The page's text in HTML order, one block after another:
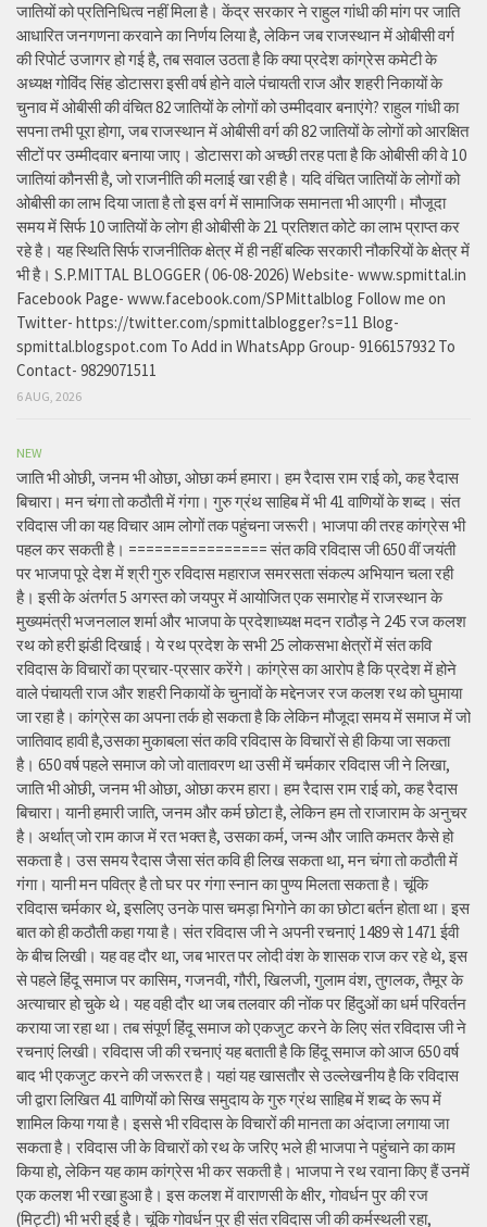
जातियों को प्रतिनिधित्व नहीं मिला है। केंद्र सरकार ने राहुल गांधी की मांग पर जाति
आधारित जनगणना करवाने का निर्णय लिया है, लेकिन जब राजस्थान में ओबीसी वर्ग
की रिपोर्ट उजागर हो गई है, तब सवाल उठता है कि क्या प्रदेश कांग्रेस कमेटी के
अध्यक्ष गोविंद सिंह डोटासरा इसी वर्ष होने वाले पंचायती राज और शहरी निकायों के
चुनाव में ओबीसी की वंचित 82 जातियों के लोगों को उम्मीदवार बनाएंगे? राहुल गांधी का
सपना तभी पूरा होगा, जब राजस्थान में ओबीसी वर्ग की 82 जातियों के लोगों को आरक्षित
सीटों पर उम्मीदवार बनाया जाए। डोटासरा को अच्छी तरह पता है कि ओबीसी की वे 10
जातियां कौनसी है, जो राजनीति की मलाई खा रही है। यदि वंचित जातियों के लोगों को
ओबीसी का लाभ दिया जाता है तो इस वर्ग में सामाजिक समानता भी आएगी। मौजूदा
समय में सिर्फ 10 जातियों के लोग ही ओबीसी के 21 प्रतिशत कोटे का लाभ प्राप्त कर
रहे है। यह स्थिति सिर्फ राजनीतिक क्षेत्र में ही नहीं बल्कि सरकारी नौकरियों के क्षेत्र में
भी है। S.P.MITTAL BLOGGER ( 06-08-2026) Website- www.spmittal.in
Facebook Page- www.facebook.com/SPMittalblog Follow me on
Twitter- https://twitter.com/spmittalblogger?s=11 Blog-
spmittal.blogspot.com To Add in WhatsApp Group- 9166157932 To
Contact- 9829071511
6 AUG, 2026
NEW
जाति भी ओछी, जनम भी ओछा, ओछा कर्म हमारा। हम रैदास राम राई को, कह रैदास
बिचारा। मन चंगा तो कठौती में गंगा। गुरु ग्रंथ साहिब में भी 41 वाणियों के शब्द। संत
रविदास जी का यह विचार आम लोगों तक पहुंचना जरूरी। भाजपा की तरह कांग्रेस भी
पहल कर सकती है। ================ संत कवि रविदास जी 650 वीं जयंती
पर भाजपा पूरे देश में श्री गुरु रविदास महाराज समरसता संकल्प अभियान चला रही
है। इसी के अंतर्गत 5 अगस्त को जयपुर में आयोजित एक समारोह में राजस्थान के
मुख्यमंत्री भजनलाल शर्मा और भाजपा के प्रदेशाध्यक्ष मदन राठौड़ ने 245 रज कलश
रथ को हरी झंडी दिखाई। ये रथ प्रदेश के सभी 25 लोकसभा क्षेत्रों में संत कवि
रविदास के विचारों का प्रचार-प्रसार करेंगे। कांग्रेस का आरोप है कि प्रदेश में होने
वाले पंचायती राज और शहरी निकायों के चुनावों के मद्देनजर रज कलश रथ को घुमाया
जा रहा है। कांग्रेस का अपना तर्क हो सकता है कि लेकिन मौजूदा समय में समाज में जो
जातिवाद हावी है,उसका मुकाबला संत कवि रविदास के विचारों से ही किया जा सकता
है। 650 वर्ष पहले समाज को जो वातावरण था उसी में चर्मकार रविदास जी ने लिखा,
जाति भी ओछी, जनम भी ओछा, ओछा करम हारा। हम रैदास राम राई को, कह रैदास
बिचारा। यानी हमारी जाति, जनम और कर्म छोटा है, लेकिन हम तो राजाराम के अनुचर
है। अर्थात् जो राम काज में रत भक्त है, उसका कर्म, जन्म और जाति कमतर कैसे हो
सकता है। उस समय रैदास जैसा संत कवि ही लिख सकता था, मन चंगा तो कठौती में
गंगा। यानी मन पवित्र है तो घर पर गंगा स्नान का पुण्य मिलता सकता है। चूंकि
रविदास चर्मकार थे, इसलिए उनके पास चमड़ा भिगोने का का छोटा बर्तन होता था। इस
बात को ही कठौती कहा गया है। संत रविदास जी ने अपनी रचनाएं 1489 से 1471 ईवी
के बीच लिखी। यह वह दौर था, जब भारत पर लोदी वंश के शासक राज कर रहे थे, इस
से पहले हिंदू समाज पर कासिम, गजनवी, गौरी, खिलजी, गुलाम वंश, तुगलक, तैमूर के
अत्याचार हो चुके थे। यह वही दौर था जब तलवार की नोंक पर हिंदुओं का धर्म परिवर्तन
कराया जा रहा था। तब संपूर्ण हिंदू समाज को एकजुट करने के लिए संत रविदास जी ने
रचनाएं लिखी। रविदास जी की रचनाएं यह बताती है कि हिंदू समाज को आज 650 वर्ष
बाद भी एकजुट करने की जरूरत है। यहां यह खासतौर से उल्लेखनीय है कि रविदास
जी द्वारा लिखित 41 वाणियोंं को सिख समुदाय के गुरु ग्रंथ साहिब में शब्द के रूप में
शामिल किया गया है। इससे भी रविदास के विचारों की मानता का अंदाजा लगाया जा
सकता है। रविदास जी के विचारों को रथ के जरिए भले ही भाजपा ने पहुंचाने का काम
किया हो, लेकिन यह काम कांग्रेस भी कर सकती है। भाजपा ने रथ रवाना किए हैं उनमें
एक कलश भी रखा हुआ है। इस कलश में वाराणसी के क्षीर, गोवर्धन पुर की रज
(मिट्टी) भी भरी हुई है। चूंकि गोवर्धन पुर ही संत रविदास जी की कर्मस्थली रहा,